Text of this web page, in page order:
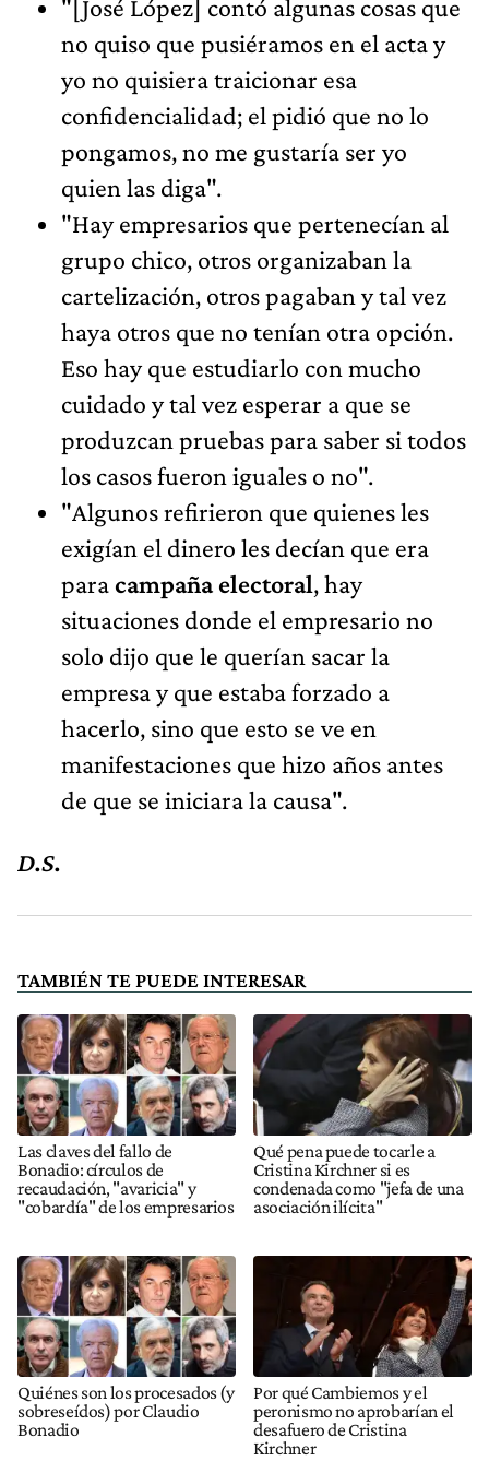
"[José López] contó algunas cosas que
no quiso que pusiéramos en el acta y
yo no quisiera traicionar esa
confidencialidad; el pidió que no lo
pongamos, no me gustaría ser yo
quien las diga".
"Hay empresarios que pertenecían al
grupo chico, otros organizaban la
cartelización, otros pagaban y tal vez
haya otros que no tenían otra opción.
Eso hay que estudiarlo con mucho
cuidado y tal vez esperar a que se
produzcan pruebas para saber si todos
los casos fueron iguales o no".
"Algunos refirieron que quienes les
exigían el dinero les decían que era
paracampaña electoral, hay
situaciones donde el empresario no
solo dijo que le querían sacar la
empresa y que estaba forzado a
hacerlo, sino que esto se ve en
manifestaciones que hizo años antes
de que se iniciara la causa".
D.S.
TAMBIÉN TE PUEDE INTERESAR
Las claves del fallo de
Bonadio: círculos de
recaudación, "avaricia" y
"cobardía" de los empresarios
Qué pena puede tocarle a
Cristina Kirchner si es
condenada como "jefa de una
asociación ilícita"
Quiénes son los procesados (y
sobreseídos) por Claudio
Bonadio
Por qué Cambiemos y el
peronismo no aprobarían el
desafuero de Cristina
Kirchner